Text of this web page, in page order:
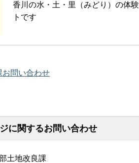
香川の水・土・里（みどり）の体
トです
お問い合わせ
に関するお問い合わせ
土地改良課